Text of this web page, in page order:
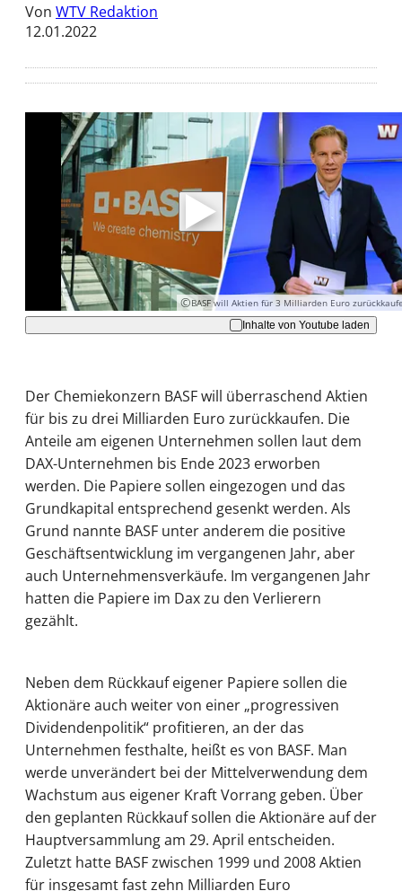
Von WTV Redaktion
12.01.2022
©BASF will Aktien für 3 Milliarden Euro
Mit der Wiedergabe dieses Videos werden
Daten an Youtube übertragen.
Hinweise dazu erhalten Sie in derDatenschutzerklärung
Akzeptieren
Inhalte von Youtube laden
Der Chemiekonzern BASF will überraschend Aktien
für bis zu drei Milliarden Euro zurückkaufen. Die
Anteile am eigenen Unternehmen sollen laut dem
DAX-Unternehmen bis Ende 2023 erworben
werden. Die Papiere sollen eingezogen und das
Grundkapital entsprechend gesenkt werden. Als
Grund nannte BASF unter anderem die positive
Geschäftsentwicklung im vergangenen Jahr, aber
auch Unternehmensverkäufe. Im vergangenen Jahr
hatten die Papiere im Dax zu den Verlierern
gezählt.
Neben dem Rückkauf eigener Papiere sollen die
Aktionäre auch weiter von einer „progressiven
Dividendenpolitik“ profitieren, an der das
Unternehmen festhalte, heißt es von BASF. Man
werde unverändert bei der Mittelverwendung dem
Wachstum aus eigener Kraft Vorrang geben. Über
den geplanten Rückkauf sollen die Aktionäre auf der
Hauptversammlung am 29. April entscheiden.
Zuletzt hatte BASF zwischen 1999 und 2008 Aktien
für insgesamt fast zehn Milliarden Euro